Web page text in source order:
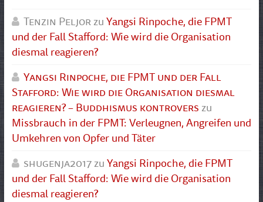
Tenzin PeljorzuYangsi Rinpoche, die FPMT
und der Fall Stafford: Wie wird die Organisation
diesmal reagieren?
Yangsi Rinpoche, die FPMT und der Fall
Stafford: Wie wird die Organisation diesmal
reagieren? – Buddhismus kontrovers zu
Missbrauch in der FPMT: Verleugnen, Angreifen und
Umkehren von Opfer und Täter
shugenja2017zuYangsi Rinpoche, die FPMT
und der Fall Stafford: Wie wird die Organisation
diesmal reagieren?